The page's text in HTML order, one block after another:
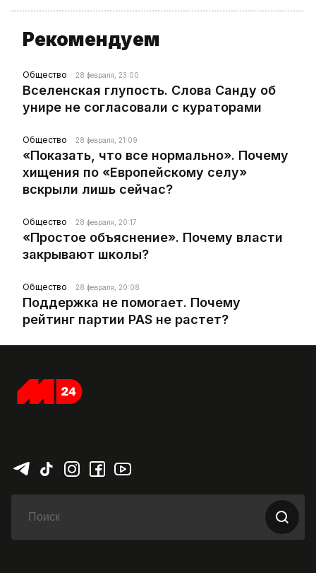
Рекомендуем
Общество 28 февраля, 23:00
Вселенская глупость. Слова Санду об
унире не согласовали с кураторами
Общество 28 февраля, 21:09
«Показать, что все нормально». Почему
хищения по «Европейскому селу»
вскрыли лишь сейчас?
Общество 28 февраля, 20:17
«Простое объяснение». Почему власти
закрывают школы?
Общество 28 февраля, 20:08
Поддержка не помогает. Почему
рейтинг партии PAS не растет?